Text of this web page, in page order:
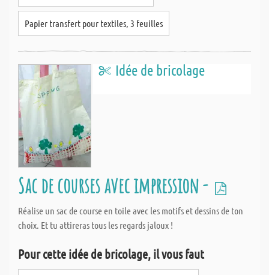
Papier transfert pour textiles, 3 feuilles
Idée de bricolage
Sac de courses avec impression -
Réalise un sac de course en toile avec les motifs et dessins de ton
choix. Et tu attireras tous les regards jaloux !
Pour cette idée de bricolage, il vous faut